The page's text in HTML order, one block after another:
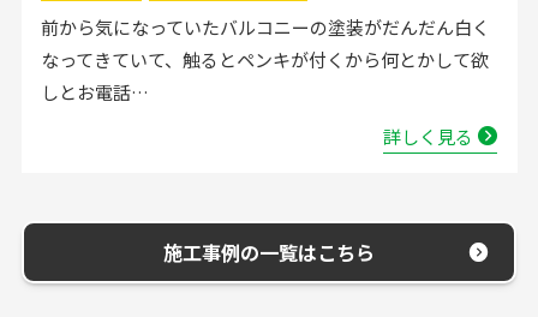
流し台の水栓が壊れたので直してほしいと弊社にお電話
いただきました。確認した所、水栓の吐水が落ちたよう
で取替する…
詳しく見る
施工事例の一覧はこちら